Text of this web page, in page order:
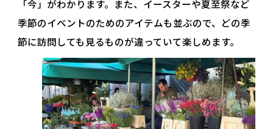
「今」がわかります。また、イースターや夏至祭など
季節のイベントのためのアイテムも並ぶので、どの季
節に訪問しても見るものが違っていて楽しめます。